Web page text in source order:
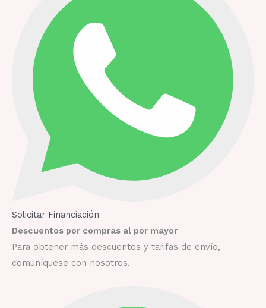
Solicitar Financiación
Descuentos por compras al por mayor
Para obtener más descuentos y tarifas de envío,
comuníquese con nosotros.